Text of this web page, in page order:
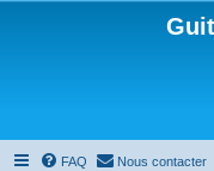
FAQ Nous contacter